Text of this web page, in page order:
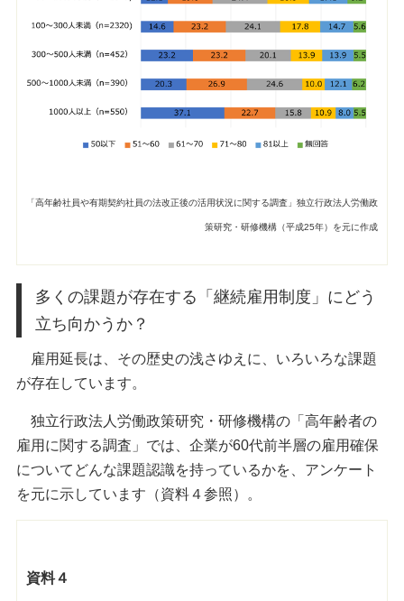
「高年齢社員や有期契約社員の法改正後の活用状況に関する調査」独立行政法人労働政
策研究・研修機構（平成25年）を元に作成
多くの課題が存在する「継続雇用制度」にどう
立ち向かうか？
雇用延長は、その歴史の浅さゆえに、いろいろな課題
が存在しています。
独立行政法人労働政策研究・研修機構の「高年齢者の
雇用に関する調査」では、企業が60代前半層の雇用確保
についてどんな課題認識を持っているかを、アンケート
を元に示しています（資料４参照）。
資料４